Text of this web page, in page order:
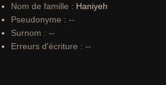
Nom de famille : Haniyeh
Pseudonyme : --
Surnom : --
Erreurs d'écriture : --